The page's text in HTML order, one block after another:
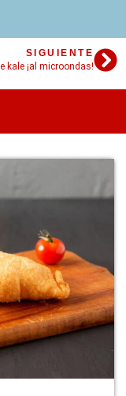
SIGUIENTE
kale ¡al microondas!